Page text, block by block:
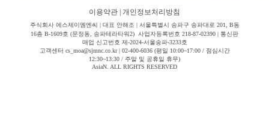
이용약관 개인정보처리방침
주식회사 에스제이엠엔씨 | 대표 안해조 | 서울특별시 송파구 송파대로 201, B동
16층 B-1609호 (문정동, 송파테라타워2) 사업자등록번호 218-87-02390 | 통신판
매업 신고번호 제-2024-서울송파-3233호
고객센터 cs_moa@sjmnc.co.kr | 02-400-6036 (평일 10:00~17:00 / 점심시간
12:30~13:30 / 주말 및 공휴일 휴무)
AsiaN. ALL RIGHTS RESERVED